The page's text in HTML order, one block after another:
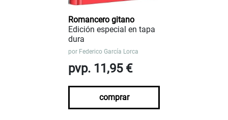
Romancero gitano
Edición especial en tapa
dura
por Federico García Lorca
pvp. 11,95 €
comprar